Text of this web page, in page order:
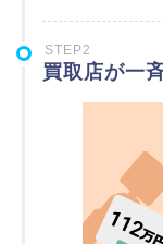
STEP2
買取店が一